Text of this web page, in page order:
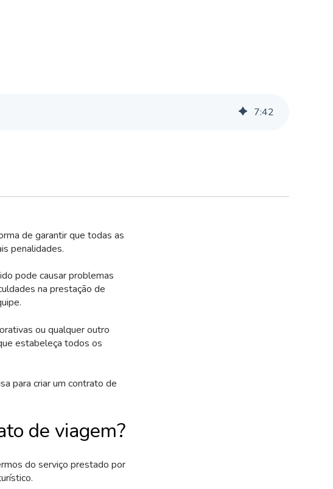
7:42
de garantir que todas as
penalidades.
pode causar problemas
na prestação de
ou qualquer outro
estabeleça todos os
para criar um contrato de
de viagem?
do serviço prestado por